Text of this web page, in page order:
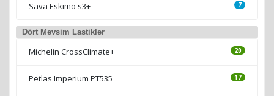
Sava Eskimo s3+ 7
Dört Mevsim Lastikler
Michelin CrossClimate+ 20
Petlas Imperium PT535 17